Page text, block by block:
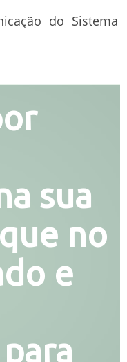
do Sistema
sua
no
e